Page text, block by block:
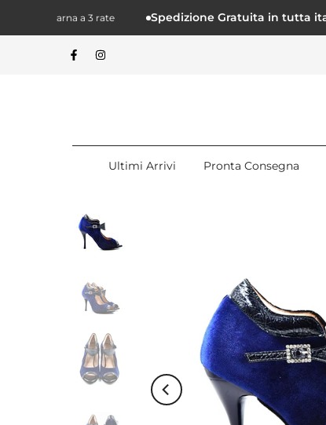
alcontenuto
Klarna a 3 rate Spedizione Gratuita in tutta italia
Ultimi Arrivi Pronta Consegna